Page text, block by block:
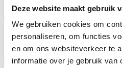
Deze website maakt gebruik
We gebruiken cookies om
personaliseren, om functies
en om ons websiteverkeer te
informatie over je gebruik van
Van volgende
inschalingsbesluit
Na het ontvangen van